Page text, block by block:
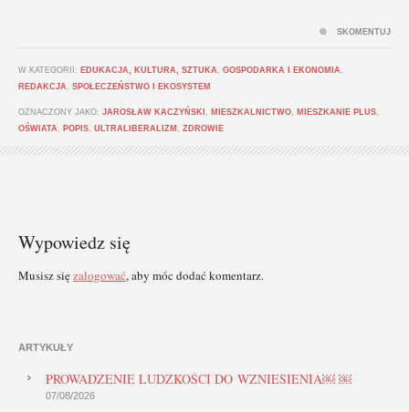
W KATEGORII: EDUKACJA, KULTURA, SZTUKA GOSPODARKA I EKONOMIA
REDAKCJA
SPOŁECZEŃSTWO I EKOSYSTEM
OZNACZONY JAKO: JAROSŁAW KACZYŃSKI MIESZKALNICTWO MIESZKANIE PLUS
OŚWIATA
POPIS ULTRALIBERALIZM ZDROWIE
SKOMENTUJ
Wypowiedz się
Musisz sięzalogować, aby móc dodać komentarz.
ARTYKUŁY
PROWADZENIE LUDZKOŚCI DO WZNIESIENIA￼ ￼
07/08/2026